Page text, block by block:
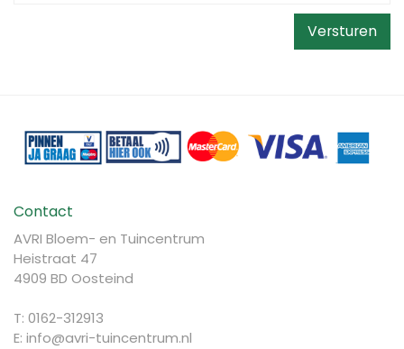
Contact
AVRI Bloem- en Tuincentrum
Heistraat 47
4909 BD Oosteind
T: 0162-312913
E: info@avri-tuincentrum.nl